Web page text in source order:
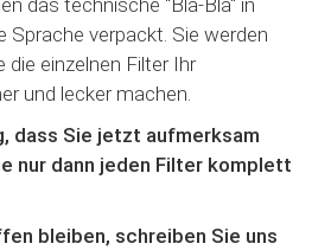
das technische "Bla-Bla" in
Sprache verpackt. Sie werden
die einzelnen Filter Ihr
und lecker machen.
dass Sie jetzt aufmerksam
nur dann jeden Filter komplett
bleiben, schreiben Sie uns